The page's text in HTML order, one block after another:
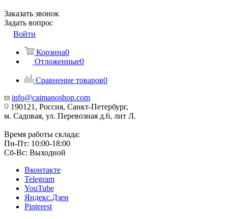
Заказать звонок
Задать вопрос
Войти
Корзина0
Отложенные0
Сравнение товаров0
info@caimanoshop.com
190121, Россия, Санкт-Петербург,
м. Садовая, ул. Перевозная д.6, лит Л.
Время работы склада:
Пн-Пт: 10:00-18:00
Сб-Вс: Выходной
Вконтакте
Telegram
YouTube
Яндекс.Дзен
Pinterest